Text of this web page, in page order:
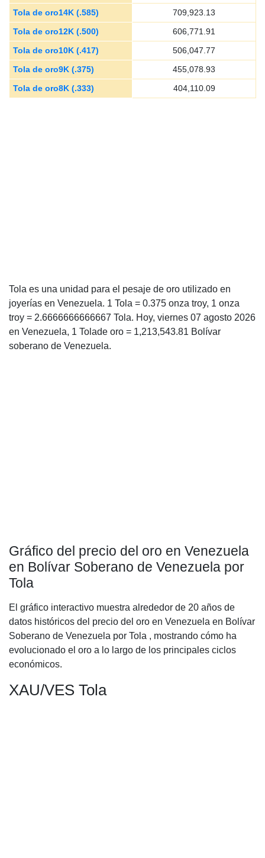
Tola de oro14K (.585)
709,923.13
Tola de oro12K (.500)
606,771.91
Tola de oro10K (.417)
506,047.77
Tola de oro9K (.375)
455,078.93
Tola de oro8K (.333)
404,110.09
Tola es una unidad para el pesaje de oro utilizado en
joyerías en Venezuela. 1 Tola = 0.375 onza troy, 1 onza
troy = 2.6666666666667 Tola. Hoy, viernes 07 agosto 2026
en Venezuela, 1 Tolade oro = 1,213,543.81 Bolívar
soberano de Venezuela.
Gráfico del precio del oro en Venezuela
en Bolívar Soberano de Venezuela por
Tola
El gráfico interactivo muestra alrededor de 20 años de
datos históricos del precio del oro en Venezuela en Bolívar
Soberano de Venezuela por Tola , mostrando cómo ha
evolucionado el oro a lo largo de los principales ciclos
económicos.
XAU/VES Tola